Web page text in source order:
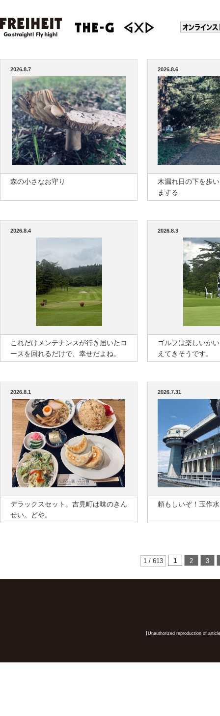
2026.8.7
森の小さなお守り
2026.8.6
木漏れ日の下を歩
まする
2026.8.4
これだけメンテナンスが行き届いたコ
ースを回れるだけで、幸せだよね。
2026.8.3
ゴルフは楽しいか
えてきそうです。
2026.8.1
デラックスセット。吉見町は味のきん
せい。どや。
2026.7.31
頼もしいぞ！玉作
1 / 613 1 2 3
【Unauthorized reproduction of